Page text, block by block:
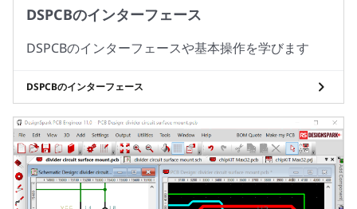
DSPCBのインターフェース
DSPCBのインターフェースや基本操作を学びます
DSPCBのインターフェース